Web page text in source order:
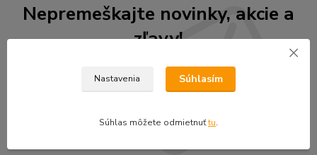
Nepremeškajte novinky, akcie a
zľavy!
Prihlásiť sa
Môžete sa kedykoľvek odhlásiť.
Nastavenia Súhlasím
Súhlas môžete odmietnuťtu.